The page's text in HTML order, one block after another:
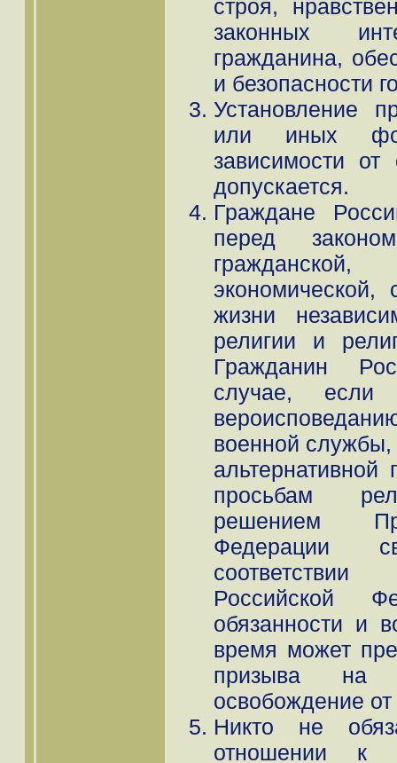
строя,
законных
гражданина,
и безопасности
Установление
или иных
зависимости
допускается.
Граждане
перед
экономической,
жизни
религии и
Гражданин
случае,
военной
просьбам
решением
Федерации
Российской
обязанности и
время может
призыва на
освобождение
Никто не
отношении к